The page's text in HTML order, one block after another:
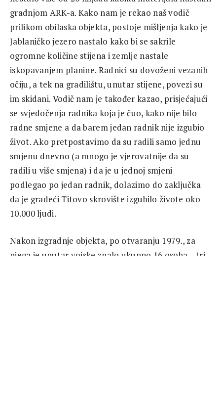
gradnjom ARK-a. Kako nam je rekao naš vodič
prilikom obilaska objekta, postoje mišljenja kako je
Jablaničko jezero nastalo kako bi se sakrile
ogromne količine stijena i zemlje nastale
iskopavanjem planine. Radnici su dovoženi vezanih
očiju, a tek na gradilištu, unutar stijene, povezi su
im skidani. Vodič nam je također kazao, prisjećajući
se svjedočenja radnika koja je čuo, kako nije bilo
radne smjene a da barem jedan radnik nije izgubio
život. Ako pretpostavimo da su radili samo jednu
smjenu dnevno (a mnogo je vjerovatnije da su
radili u više smjena) i da je u jednoj smjeni
podlegao po jedan radnik, dolazimo do zaključka
da je gradeći Titovo skrovište izgubilo živote oko
10.000 ljudi.
Nakon izgradnje objekta, po otvaranju 1979., za
njega je unutar vojske znalo ukupno 16 osoba – tri